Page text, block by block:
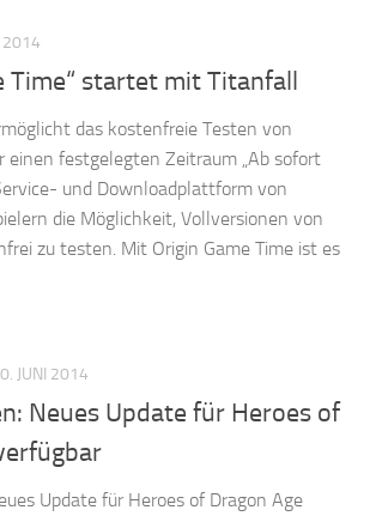
2014
Time“ startet mit Titanfall
das kostenfreie Testen von
einen festgelegten Zeitraum „Ab sofort
und Downloadplattform von
die Möglichkeit, Vollversionen von
zu testen. Mit Origin Game Time ist es
JUNI 2014
Neues Update für Heroes of
Update für Heroes of Dragon Age